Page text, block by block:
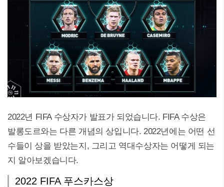
2022년 FIFA 수상자가 발표가 되었습니다. FIFA 수상은
발롱도르와는 다른 개념의 상입니다. 2022년에는 어떤 선
수들이 상을 받았는지, 그리고 역대수상자는 어떻게 되는
지 알아보겠습니다.
2022 FIFA 푸스카스상